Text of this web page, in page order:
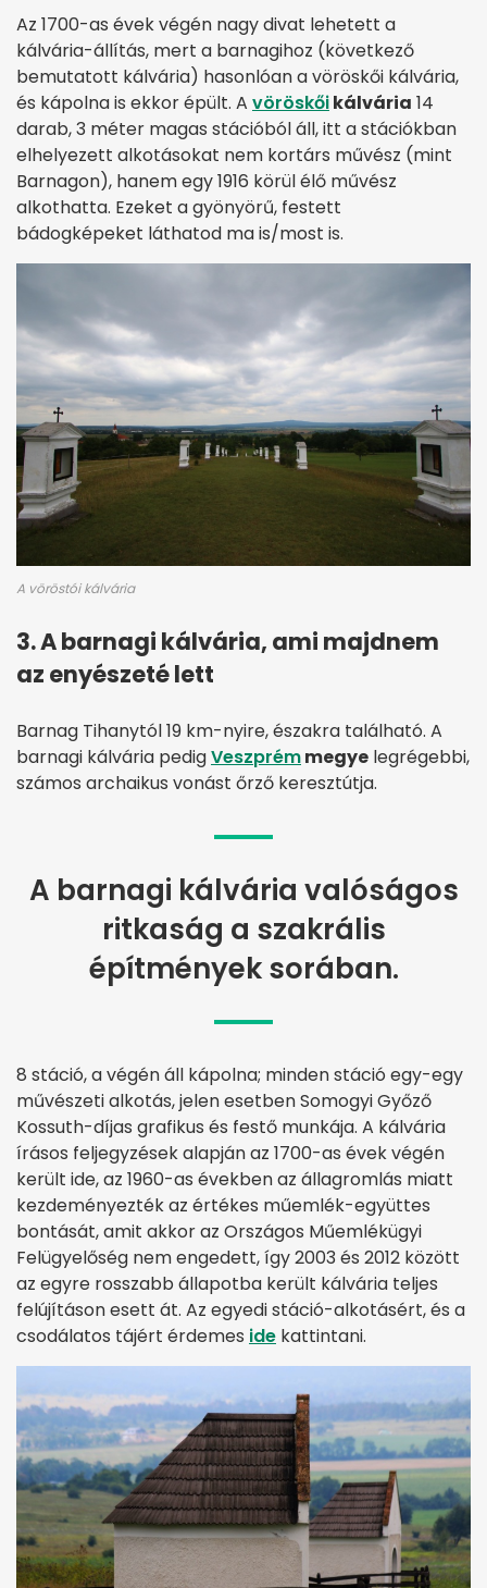
Az 1700-as évek végén nagy divat lehetett a
kálvária-állítás, mert a barnagihoz (következő
bemutatott kálvária) hasonlóan a vöröskői kálvária,
és kápolna is ekkor épült. A vöröskőikálvária 14
darab, 3 méter magas stációból áll, itt a stációkban
elhelyezett alkotásokat nem kortárs művész (mint
Barnagon), hanem egy 1916 körül élő művész
alkothatta. Ezeket a gyönyörű, festett
bádogképeket láthatod ma is/most is.
A vöröstói kálvária
3. A barnagi kálvária, ami majdnem
az enyészeté lett
Barnag Tihanytól 19 km-nyire, északra található. A
barnagi kálvária pedigVeszprémmegye legrégebbi,
számos archaikus vonást őrző keresztútja.
A barnagi kálvária valóságos
ritkaság a szakrális
építmények sorában.
8 stáció, a végén áll kápolna; minden stáció egy-egy
művészeti alkotás, jelen esetben Somogyi Győző
Kossuth-díjas grafikus és festő munkája. A kálvária
írásos feljegyzések alapján az 1700-as évek végén
került ide, az 1960-as években az állagromlás miatt
kezdeményezték az értékes műemlék-együttes
bontását, amit akkor az Országos Műemlékügyi
Felügyelőség nem engedett, így 2003 és 2012 között
az egyre rosszabb állapotba került kálvária teljes
felújításon esett át. Az egyedi stáció-alkotásért, és a
csodálatos tájért érdemes ide kattintani.